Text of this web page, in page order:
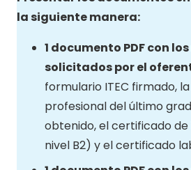
la siguiente manera:
1 documento PDF con
solicitados por el
formulario ITEC firmado,
profesional del último
obtenido, el certificado
nivel B2) y el certificado